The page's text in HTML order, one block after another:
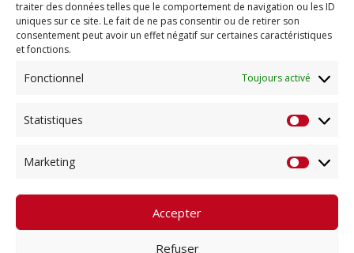
traiter des données telles que le comportement de navigation ou les ID
uniques sur ce site. Le fait de ne pas consentir ou de retirer son
consentement peut avoir un effet négatif sur certaines caractéristiques
et fonctions.
Fonctionnel Toujours activé
Statistiques
Marketing
Accepter
Refuser
suivre nos dernière actus !